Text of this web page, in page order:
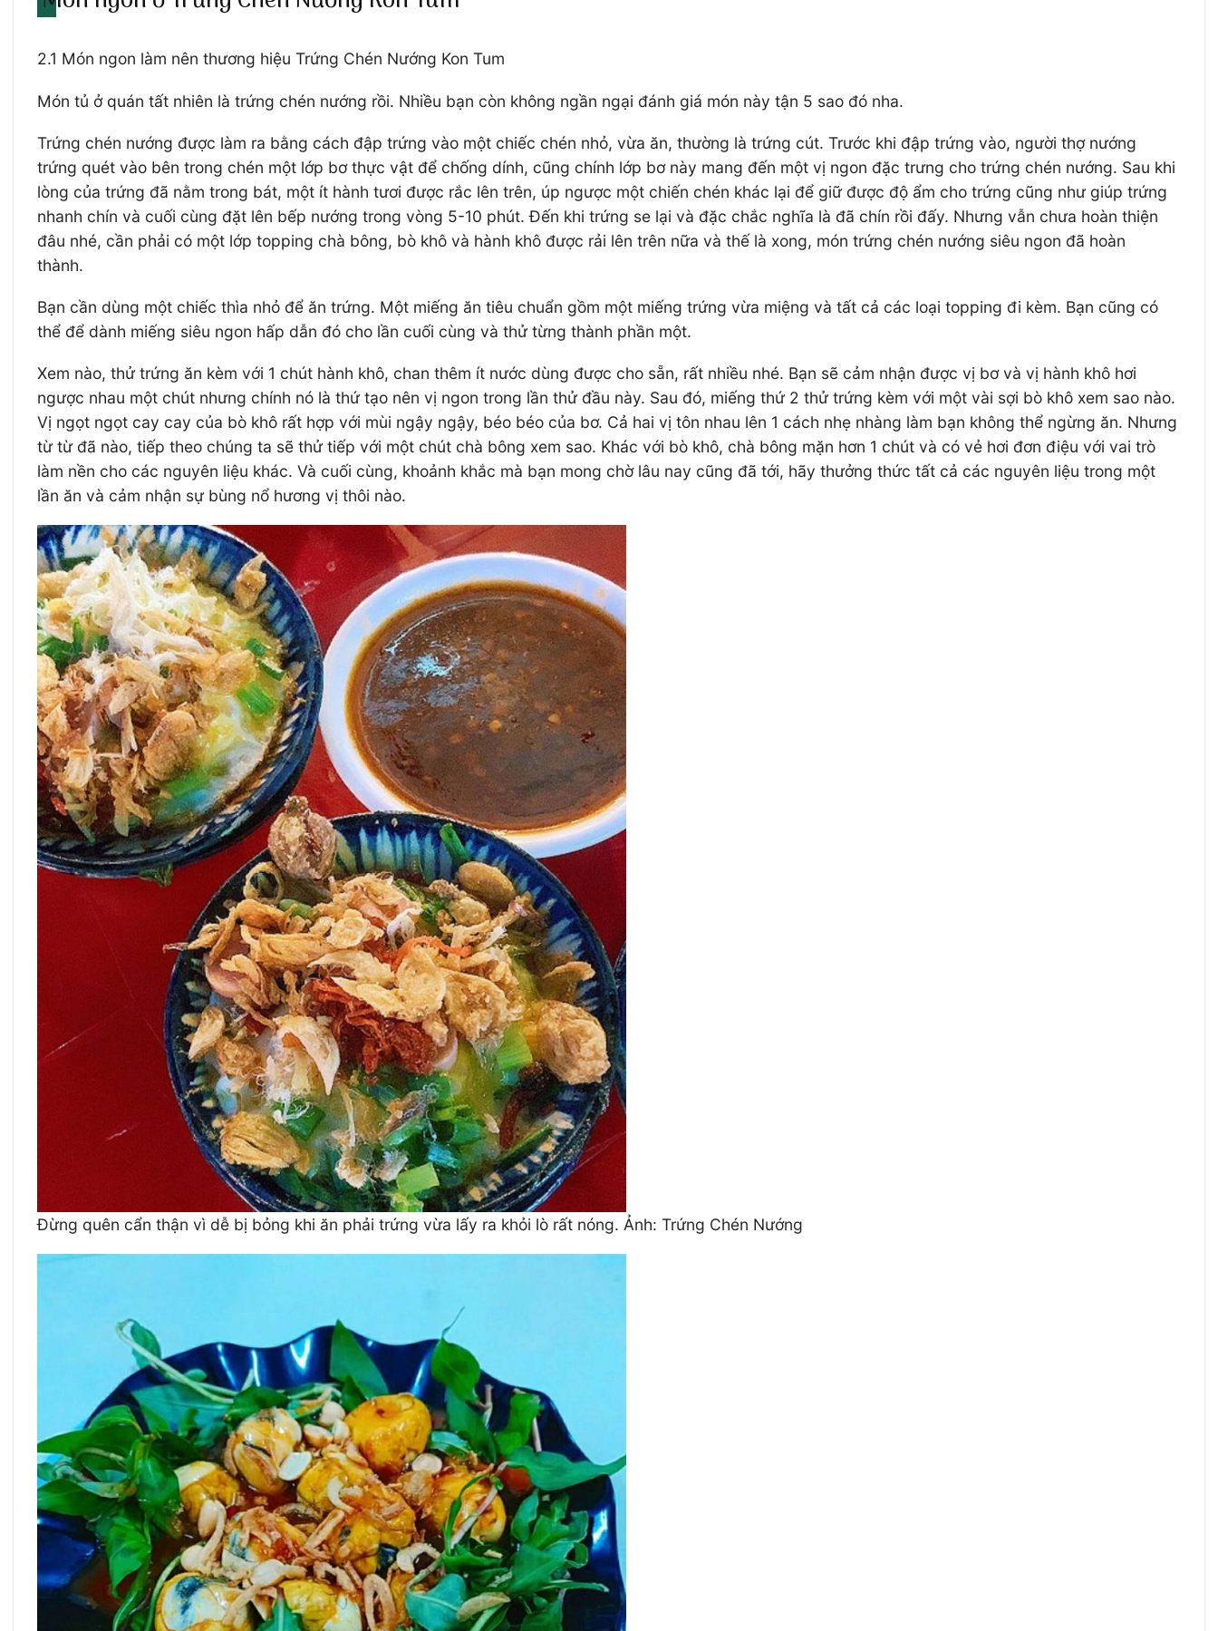
2.1 Món ngon làm nên thương hiệu Trứng Chén Nướng Kon Tum
Món tủ ở quán tất nhiên là trứng chén nướng rồi. Nhiều bạn còn không ngần ngại đánh giá món này tận 5 sao đó nha.
Trứng chén nướng được làm ra bằng cách đập trứng vào một chiếc chén nhỏ, vừa ăn, thường là trứng cút. Trước khi đập trứng vào, người thợ nướng
trứng quét vào bên trong chén một lớp bơ thực vật để chống dính, cũng chính lớp bơ này mang đến một vị ngon đặc trưng cho trứng chén nướng. Sau khi
lòng của trứng đã nằm trong bát, một ít hành tươi được rắc lên trên, úp ngược một chiến chén khác lại để giữ được độ ẩm cho trứng cũng như giúp trứng
nhanh chín và cuối cùng đặt lên bếp nướng trong vòng 5-10 phút. Đến khi trứng se lại và đặc chắc nghĩa là đã chín rồi đấy. Nhưng vẫn chưa hoàn thiện
đâu nhé, cần phải có một lớp topping chà bông, bò khô và hành khô được rải lên trên nữa và thế là xong, món trứng chén nướng siêu ngon đã hoàn
thành.
Bạn cần dùng một chiếc thìa nhỏ để ăn trứng. Một miếng ăn tiêu chuẩn gồm một miếng trứng vừa miệng và tất cả các loại topping đi kèm. Bạn cũng có
thể để dành miếng siêu ngon hấp dẫn đó cho lần cuối cùng và thử từng thành phần một.
Xem nào, thử trứng ăn kèm với 1 chút hành khô, chan thêm ít nước dùng được cho sẵn, rất nhiều nhé. Bạn sẽ cảm nhận được vị bơ và vị hành khô hơi
ngược nhau một chút nhưng chính nó là thứ tạo nên vị ngon trong lần thử đầu này. Sau đó, miếng thứ 2 thử trứng kèm với một vài sợi bò khô xem sao nào.
Vị ngọt ngọt cay cay của bò khô rất hợp với mùi ngậy ngậy, béo béo của bơ. Cả hai vị tôn nhau lên 1 cách nhẹ nhàng làm bạn không thể ngừng ăn. Nhưng
từ từ đã nào, tiếp theo chúng ta sẽ thử tiếp với một chút chà bông xem sao. Khác với bò khô, chà bông mặn hơn 1 chút và có vẻ hơi đơn điệu với vai trò
làm nền cho các nguyên liệu khác. Và cuối cùng, khoảnh khắc mà bạn mong chờ lâu nay cũng đã tới, hãy thưởng thức tất cả các nguyên liệu trong một
lần ăn và cảm nhận sự bùng nổ hương vị thôi nào.
Đừng quên cẩn thận vì dễ bị bỏng khi ăn phải trứng vừa lấy ra khỏi lò rất nóng. Ảnh: Trứng Chén Nướng